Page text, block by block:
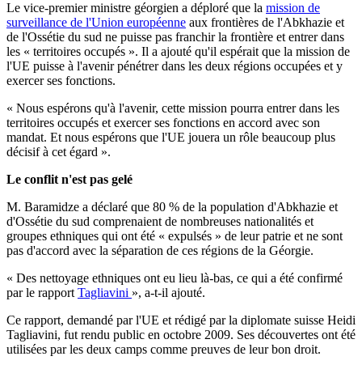
Le vice-premier ministre géorgien a déploré que la mission de
surveillance de l'Union européenne aux frontières de l'Abkhazie et
de l'Ossétie du sud ne puisse pas franchir la frontière et entrer dans
les « territoires occupés ». Il a ajouté qu'il espérait que la mission de
l'UE puisse à l'avenir pénétrer dans les deux régions occupées et y
exercer ses fonctions.
« Nous espérons qu'à l'avenir, cette mission pourra entrer dans les
territoires occupés et exercer ses fonctions en accord avec son
mandat. Et nous espérons que l'UE jouera un rôle beaucoup plus
décisif à cet égard ».
Le conflit n'est pas gelé
M. Baramidze a déclaré que 80 % de la population d'Abkhazie et
d'Ossétie du sud comprenaient de nombreuses nationalités et
groupes ethniques qui ont été « expulsés » de leur patrie et ne sont
pas d'accord avec la séparation de ces régions de la Géorgie.
« Des nettoyage ethniques ont eu lieu là-bas, ce qui a été confirmé
par le rapport Tagliavini », a-t-il ajouté.
Ce rapport, demandé par l'UE et rédigé par la diplomate suisse Heidi
Tagliavini, fut rendu public en octobre 2009. Ses découvertes ont été
utilisées par les deux camps comme preuves de leur bon droit.